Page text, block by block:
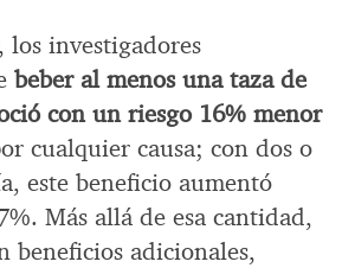
investigadores
beber al menos una taza de
con un riesgo 16% menor
cualquier causa; con dos o
este beneficio aumentó
Más allá de esa cantidad,
beneficios adicionales,